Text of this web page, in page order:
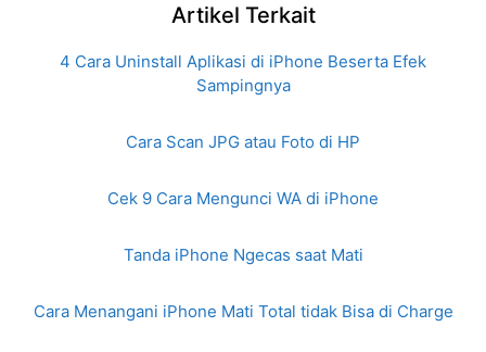
Artikel Terkait
4 Cara Uninstall Aplikasi di iPhone Beserta Efek
Sampingnya
Cara Scan JPG atau Foto di HP
Cek 9 Cara Mengunci WA di iPhone
Tanda iPhone Ngecas saat Mati
Cara Menangani iPhone Mati Total tidak Bisa di Charge